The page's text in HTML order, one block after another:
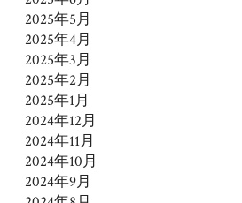
2025年5月
2025年4月
2025年3月
2025年2月
2025年1月
2024年12月
2024年11月
2024年10月
2024年9月